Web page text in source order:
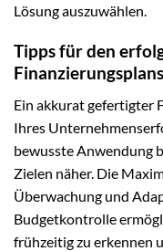
Lösung auszuwählen.
Tipps für den
Finanzierungsplans
Ein akkurat gefertigter
Ihres
bewusste Anwendung
Zielen näher. Die
Überwachung und
Budgetkontrolle
frühzeitig zu erkennen